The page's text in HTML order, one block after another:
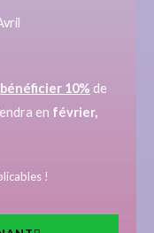
bénéficier 10% de
en février,
!